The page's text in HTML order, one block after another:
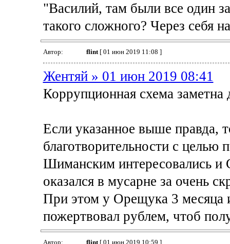
"Василий, там были все один
такого сложного? Через себя
Автор: flint[ 01 июн 2019 11:08 ]
Жентяй » 01 июн 2019 08:41
Коррупционная схема заметна
Если указанное выше правда,
благотворительности с
Шиманским интересовались и
оказался в мусарне за очень
При этом у Орещука 3 месяца
пожертвовал рублем, чтоб
Автор: flint[ 01 июн 2019 10:59 ]